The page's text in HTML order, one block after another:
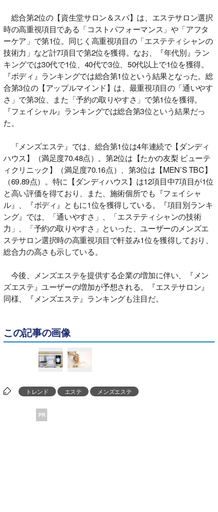
総合第2位の【資生堂サロン＆スパ】は、エステサロン選択
時の高重視項目である「コストパフォーマンス」や「アフタ
ーケア」で第1位。同じく高重視項目の「エステティシャンの
技術力」など計7項目で第2位を獲得。なお、『年代別』ラン
キングでは30代で1位、40代で3位、50代以上で1位を獲得。
『ボディ』ランキングでは総合第1位という結果となった。総
合第3位の【アップルマインド】は、最重視項目の「通いやす
さ」で第3位、また「予約の取りやすさ」で第1位を獲得。
『フェイシャル』ランキングでは総合第3位という結果だっ
た。
『メンズエステ』では、総合第1位は4年連続で【ダンディ
ハウス】（満足度70.48点）。第2位は【たかの友梨 ビューテ
ィクリニック】（満足度70.16点）、第3位は【MEN’S TBC】
（69.89点）。特に【ダンディハウス】は12項目中7項目が1位
と高い評価を得ており、また、施術個所でも『フェイシャ
ル』、『ボディ』ともに1位を獲得している。『項目別ランキ
ング』では、「通いやすさ」、「エステティシャンの技術
力」、「予約の取りやすさ」といった、ユーザーのメンズエ
ステサロン選択時の高重視項目で軒並み1位を獲得しており、
総合力の高さも示している。
今後、メンズエステを提供する企業の増加に伴い、『メン
ズエステ』ユーザーの増加が予想される。『エステサロン』
同様、『メンズエステ』ランキングも注目だ。
この記事の画像
トレンド エステ メンズエステ
PR